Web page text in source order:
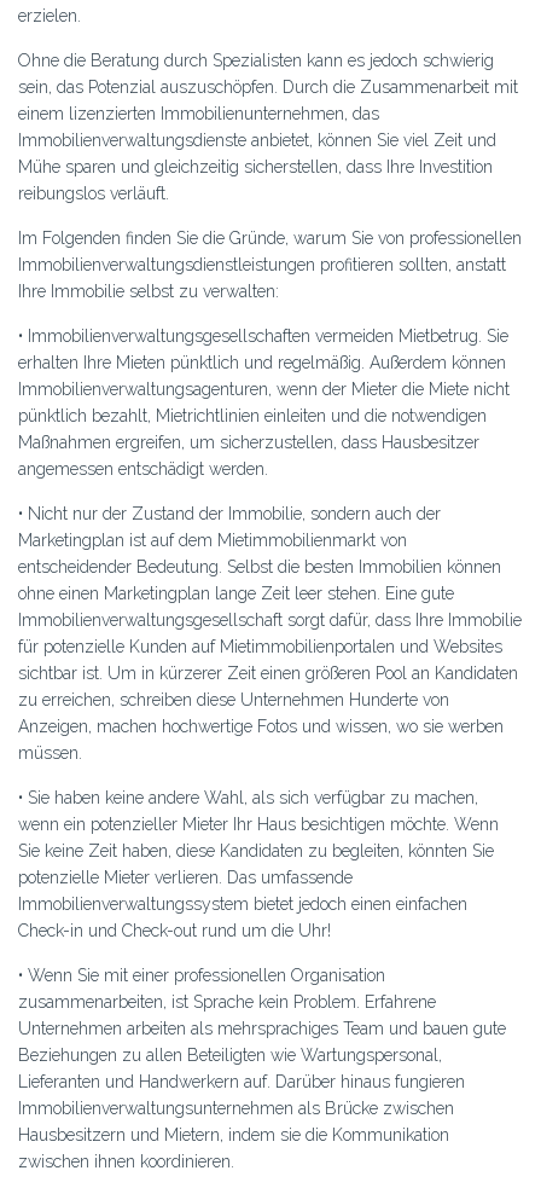
erzielen.
Ohne die Beratung durch Spezialisten kann es jedoch schwierig
sein, das Potenzial auszuschöpfen. Durch die Zusammenarbeit mit
einem lizenzierten Immobilienunternehmen, das
Immobilienverwaltungsdienste anbietet, können Sie viel Zeit und
Mühe sparen und gleichzeitig sicherstellen, dass Ihre Investition
reibungslos verläuft.
Im Folgenden finden Sie die Gründe, warum Sie von professionellen
Immobilienverwaltungsdienstleistungen profitieren sollten, anstatt
Ihre Immobilie selbst zu verwalten:
• Immobilienverwaltungsgesellschaften vermeiden Mietbetrug. Sie
erhalten Ihre Mieten pünktlich und regelmäßig. Außerdem können
Immobilienverwaltungsagenturen, wenn der Mieter die Miete nicht
pünktlich bezahlt, Mietrichtlinien einleiten und die notwendigen
Maßnahmen ergreifen, um sicherzustellen, dass Hausbesitzer
angemessen entschädigt werden.
• Nicht nur der Zustand der Immobilie, sondern auch der
Marketingplan ist auf dem Mietimmobilienmarkt von
entscheidender Bedeutung. Selbst die besten Immobilien können
ohne einen Marketingplan lange Zeit leer stehen. Eine gute
Immobilienverwaltungsgesellschaft sorgt dafür, dass Ihre Immobilie
für potenzielle Kunden auf Mietimmobilienportalen und Websites
sichtbar ist. Um in kürzerer Zeit einen größeren Pool an Kandidaten
zu erreichen, schreiben diese Unternehmen Hunderte von
Anzeigen, machen hochwertige Fotos und wissen, wo sie werben
müssen.
• Sie haben keine andere Wahl, als sich verfügbar zu machen,
wenn ein potenzieller Mieter Ihr Haus besichtigen möchte. Wenn
Sie keine Zeit haben, diese Kandidaten zu begleiten, könnten Sie
potenzielle Mieter verlieren. Das umfassende
Immobilienverwaltungssystem bietet jedoch einen einfachen
Check-in und Check-out rund um die Uhr!
• Wenn Sie mit einer professionellen Organisation
zusammenarbeiten, ist Sprache kein Problem. Erfahrene
Unternehmen arbeiten als mehrsprachiges Team und bauen gute
Beziehungen zu allen Beteiligten wie Wartungspersonal,
Lieferanten und Handwerkern auf. Darüber hinaus fungieren
Immobilienverwaltungsunternehmen als Brücke zwischen
Hausbesitzern und Mietern, indem sie die Kommunikation
zwischen ihnen koordinieren.